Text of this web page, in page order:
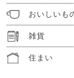
おいしいも
雑貨
住まい